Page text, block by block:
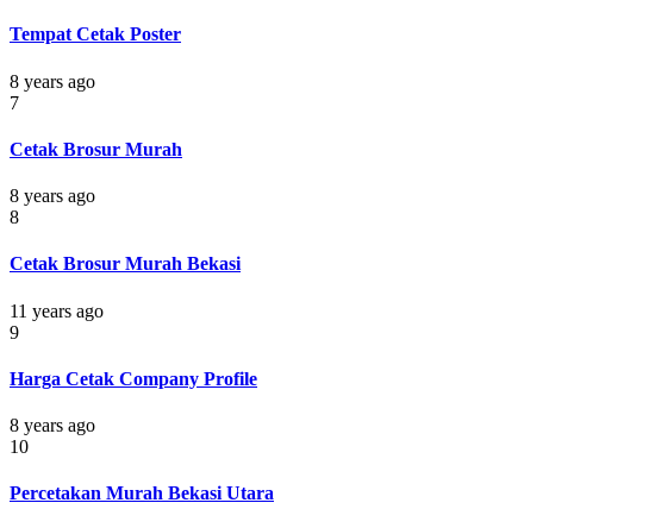
Tempat Cetak Poster
8 years ago
7
Cetak Brosur Murah
8 years ago
8
Cetak Brosur Murah Bekasi
11 years ago
9
Harga Cetak Company Profile
8 years ago
10
Percetakan Murah Bekasi Utara